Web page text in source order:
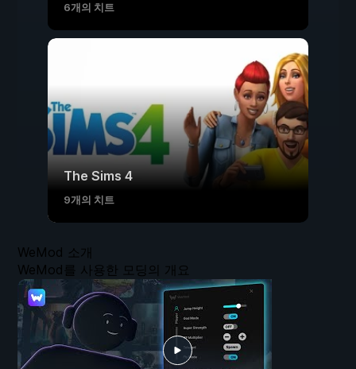
6개의 치트
The Sims 4
9개의 치트
WeMod 소개
WeMod를 사용한 모딩의 개요